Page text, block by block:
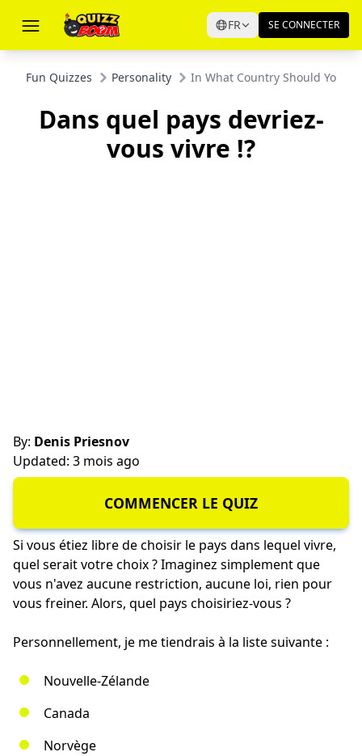
FR SE CONNECTER
Fun Quizzes Personality In What Country Should You
Dans quel pays devriez-
vous vivre !?
By: Denis Priesnov
Updated: 3 mois ago
COMMENCER LE QUIZ
Si vous étiez libre de choisir le pays dans lequel vivre,
quel serait votre choix ? Imaginez simplement que
vous n'avez aucune restriction, aucune loi, rien pour
vous freiner. Alors, quel pays choisiriez-vous ?
Personnellement, je me tiendrais à la liste suivante :
Nouvelle-Zélande
Canada
Norvège